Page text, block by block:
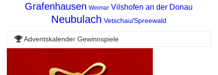
Grafenhausen Weimar Vilshofen an der Donau
Neubulach Vetschau/Spreewald
Adventskalender Gewinnspiele